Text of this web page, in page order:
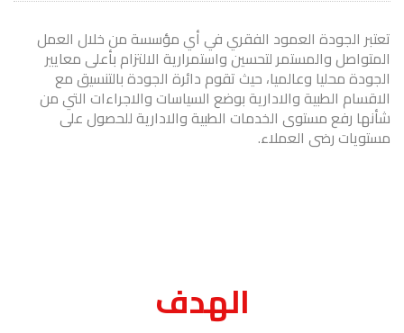
تعتبر الجودة العمود الفقري في أي مؤسسة من خلال العمل
المتواصل والمستمر لتحسين واستمرارية الالتزام بأعلى معايير
الجودة محليا وعالميا، حيث تقوم دائرة الجودة بالتنسيق مع
الاقسام الطبية والادارية بوضع السياسات والاجراءات التي من
شأنها رفع مستوى الخدمات الطبية والادارية للحصول على
مستويات رضى العملاء.
الهدف